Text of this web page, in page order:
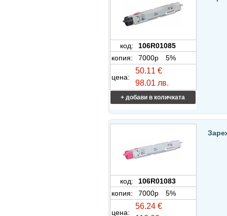
код:
106R01085
копия:
7000p 5%
цена:
50.11 €
98.01 лв.
+ добави в количката
код:
106R01083
копия:
7000p 5%
цена:
56.24 €